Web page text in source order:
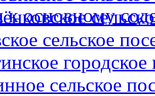
к основному
сельское
городское
сельское